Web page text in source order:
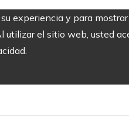
experiencia y para
utilizar el sitio web, usted